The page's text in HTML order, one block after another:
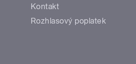
Kontakt
Rozhlasový poplatek